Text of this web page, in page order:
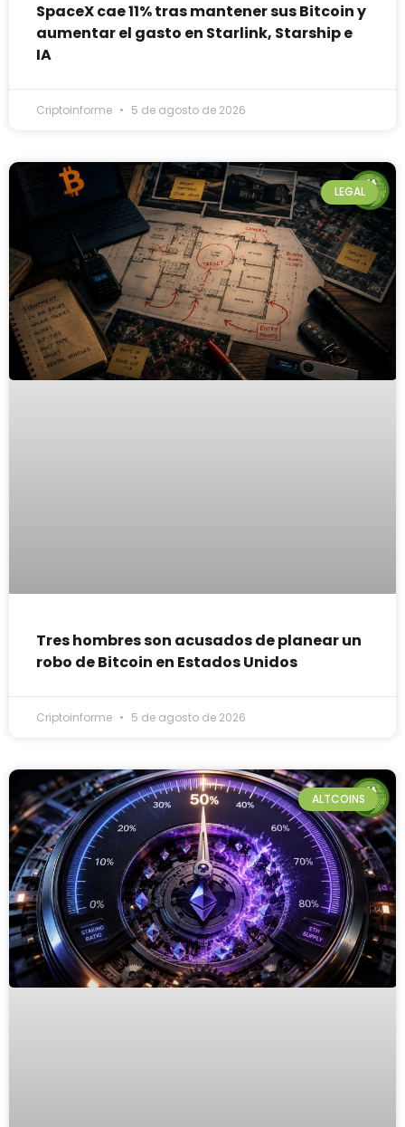
SpaceX cae 11% tras mantener sus Bitcoin y
aumentar el gasto en Starlink, Starship e
IA
Criptoinforme 5 de agosto de 2026
LEGAL
Tres hombres son acusados de planear un
robo de Bitcoin en Estados Unidos
Criptoinforme 5 de agosto de 2026
ALTCOINS